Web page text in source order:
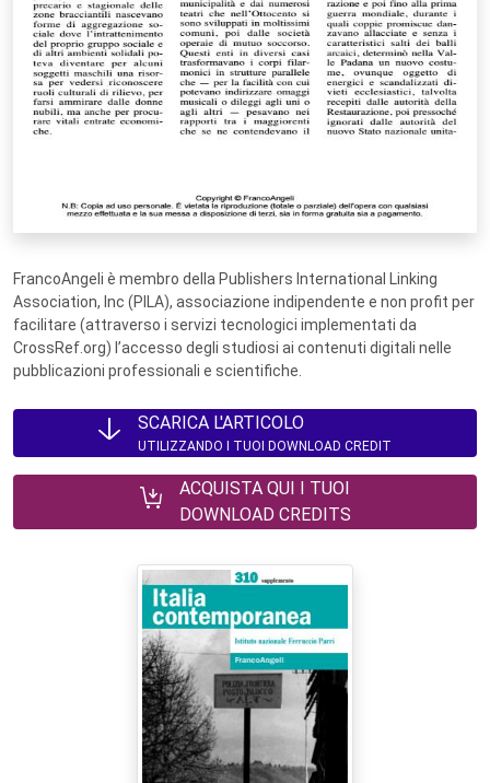
FrancoAngeli è membro della Publishers International Linking
Association, Inc (PILA), associazione indipendente e non profit per
facilitare (attraverso i servizi tecnologici implementati da
CrossRef.org) l’accesso degli studiosi ai contenuti digitali nelle
pubblicazioni professionali e scientifiche.
SCARICA L'ARTICOLO
UTILIZZANDO I TUOI DOWNLOAD CREDIT
ACQUISTA QUI I TUOI
DOWNLOAD CREDITS